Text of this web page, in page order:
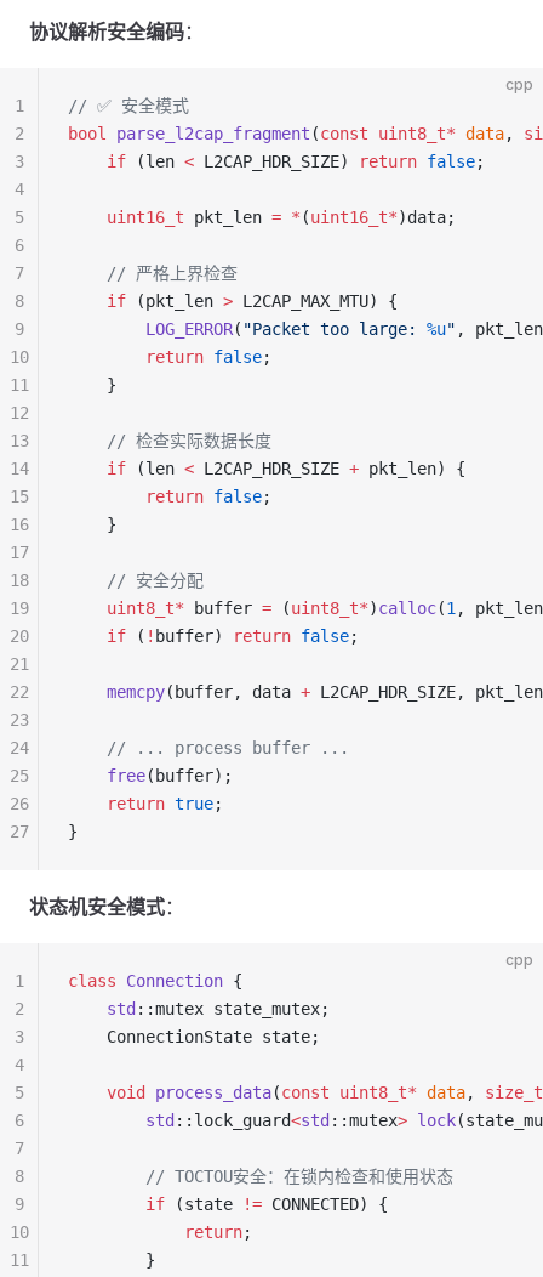
协议解析安全编码：
cpp
// ✅ 安全模式
bool
parse_l2cap_fragment (const uint8_t* data,
    if
(len < L2CAP_HDR_SIZE) return false;
    uint16_t
pkt_len = * (uint16_t*)data;
    // 严格上界检查
    if
(pkt_len > L2CAP_MAX_MTU) {
        LOG_ERROR
( "Packet too large: %u" ,
        return
false;
    }
    // 检查实际数据长度
    if
(len < L2CAP_HDR_SIZE + pkt_len) {
        return
false;
    }
    // 安全分配
    uint8_t*
buffer = (uint8_t*)calloc(1 ,
    if
( ! buffer) return false;
    memcpy
(buffer, data + L2CAP_HDR_SIZE,
    // ... process buffer ...
    free
(buffer);
    return
true;
}
1
2
3
4
5
6
7
8
9
10
11
12
13
14
15
16
17
18
19
20
21
22
23
24
25
26
27
状态机安全模式：
cpp
class Connection {
    std
::mutex state_mutex;
    ConnectionState state;
    void
process_data(const uint8_t* data, size_t
        std
::lock_guard<std ::mutex> lock
        // TOCTOU安全：在锁内检查和使用状态
        if
(state != CONNECTED) {
            return
;
        }
1
2
3
4
5
6
7
8
9
10
11